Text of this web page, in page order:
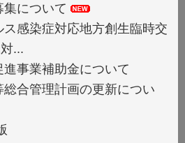
について
感染症対応地方創生臨時交
...
事業補助金について
合管理計画の更新につい